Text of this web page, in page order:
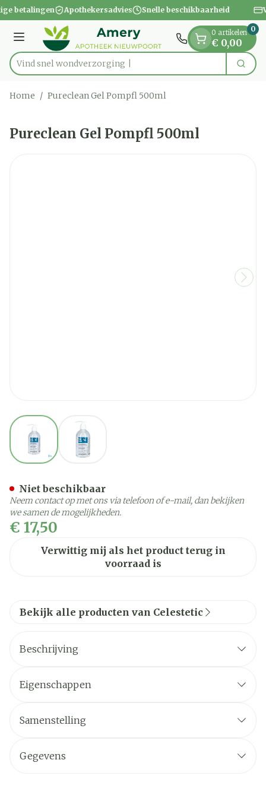
Ga naar de inhoud
1 van 1
betalingen Apothekersadvies Snelle beschikbaarheid
Menu
Product, merk, categorie...
Vind snel wondve Zoek
0 artikelen
€ 0,00
0
Home / Pureclean Gel Pompfl 500ml
Pureclean Gel Pompfl 500ml
View larger imageView larger image
€ 17,50
Verwittig mij als het product terug in
voorraad is
Niet beschikbaar
Neem contact op met ons via telefoon of e-mail, dan bekijken
we samen de mogelijkheden.
Bekijk alle producten van Celestetic
Beschrijving
Eigenschappen
Samenstelling
Gegevens